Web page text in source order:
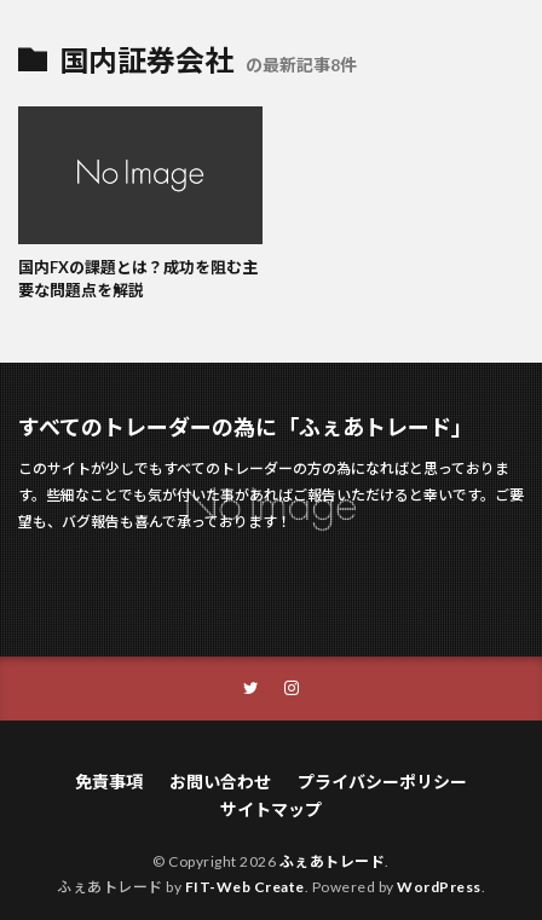
国内証券会社 の最新記事8件
国内FXの課題とは？成功を阻む主
要な問題点を解説
すべてのトレーダーの為に「ふぇあトレード」
このサイトが少しでもすべてのトレーダーの方の為になればと思っておりま
す。些細なことでも気が付いた事があればご報告いただけると幸いです。ご要
望も、バグ報告も喜んで承っております！
免責事項 お問い合わせ
プライバシーポリシー
サイトマップ
© Copyright 2026 ふぇあトレード
ふぇあトレード by FIT-Web Create . Powered by WordPress